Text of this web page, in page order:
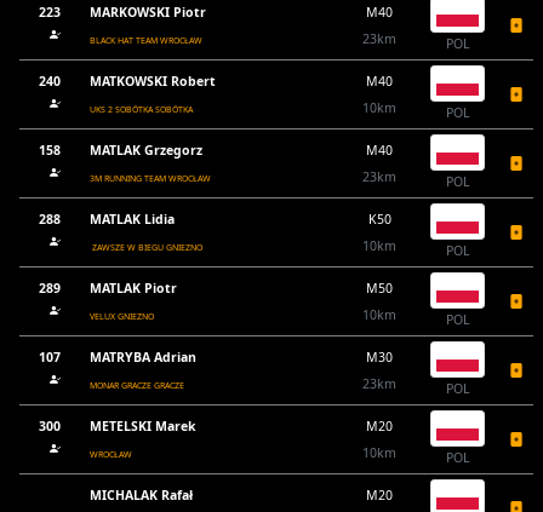
223 MARKOWSKI Piotr
BLACK HAT TEAM WROCŁAW
M40
23km
POL
240 MATKOWSKI Robert
UKS 2 SOBÓTKA SOBÓTKA
M40
10km
POL
158 MATLAK Grzegorz
3M RUNNING TEAM WROCŁAW
M40
23km
POL
288 MATLAK Lidia
ZAWSZE W BIEGU GNIEZNO
K50
10km
POL
289 MATLAK Piotr
VELUX GNIEZNO
M50
10km
POL
107 MATRYBA Adrian
MONAR GRACZE GRACZE
M30
23km
POL
300 METELSKI Marek
WROCŁAW
M20
10km
POL
MICHALAK Rafał
M20